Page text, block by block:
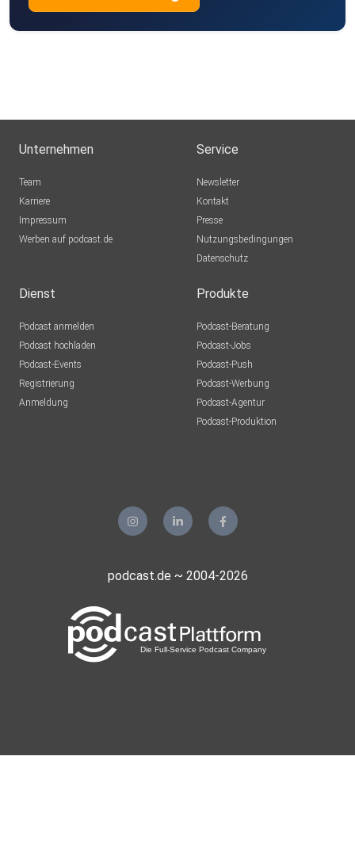
Unternehmen
Team
Karriere
Impressum
Werben auf podcast.de
Service
Newsletter
Kontakt
Presse
Nutzungsbedingungen
Datenschutz
Dienst
Podcast anmelden
Podcast hochladen
Podcast-Events
Registrierung
Anmeldung
Produkte
Podcast-Beratung
Podcast-Jobs
Podcast-Push
Podcast-Werbung
Podcast-Agentur
Podcast-Produktion
podcast.de ~ 2004-2026